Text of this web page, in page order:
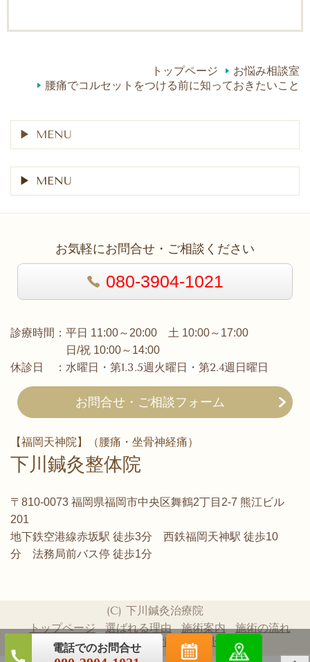
トップページ
お悩み相談室
腰痛でコルセットをつける前に知っておきたいこと
MENU
MENU
お気軽にお問合せ・ご相談ください
080-3904-1021
診療時間：平日 11:00～20:00 土 10:00～17:00
日/祝 10:00～14:00
休診日 ： 水曜日・第1.3.5週火曜日・第2.4週日曜日
お問合せ・ご相談フォーム
【福岡天神院】（腰痛・坐骨神経痛）
下川鍼灸整体院
〒810-0073 福岡県福岡市中央区舞鶴2丁目2-7 熊江ビル
201
地下鉄空港線赤坂駅 徒歩3分 西鉄福岡天神駅 徒歩10
分 法務局前バス停 徒歩1分
(C) 下川鍼灸治療院
トップページ
選ばれる理由 施術案内
施術の流れ
患者様の声
概要情報 お問合せ